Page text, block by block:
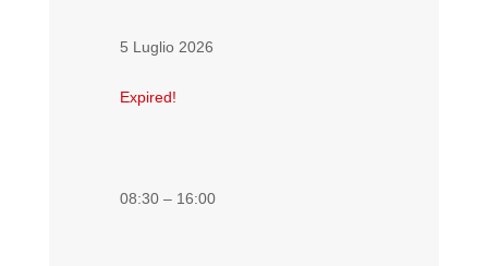
5 Luglio 2026
Expired!
08:30 – 16:00